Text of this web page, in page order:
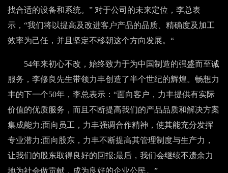
找合适的设备和系统。” 对于公司的未来定位，李总表
示，“我们将以提高及改进客户产品的品质、精确度及加工
效率为己任，并且坚定不移朝这个方向发展。“
54年来初心不改，始终致力于为中国制造的强盛而至诚
服务，李修良先生带领力丰创造了半个世纪的辉煌。畅想力
丰的下一个50年，李总表示：“面向客户，力丰提供有实际
价值的优质服务，而且不断提高我们的产品品质和解决方案
集成能力;面向员工，力丰强调合作精神，使其能充分发挥
专业潜力;面向股东，力丰不断提高其管理制度与生产力，
让我们的股东取得良好的回报;最后，我们会继续不遗余力
地为社会做贡献，成为良好的企业公民。”